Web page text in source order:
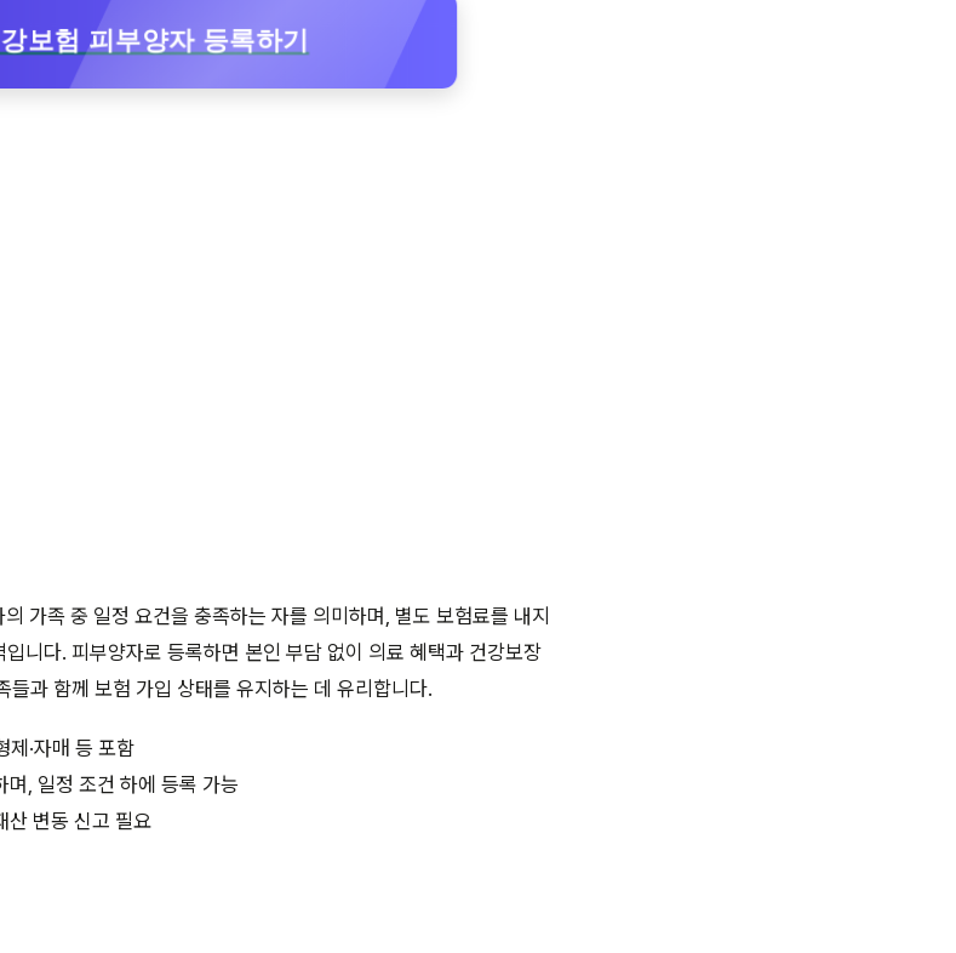
보험 피부양자 등록하기
가족 중 일정 요건을 충족하는 자를 의미하며, 별도 보험료를 내지
니다. 피부양자로 등록하면 본인 부담 없이 의료 혜택과 건강보장
들과 함께 보험 가입 상태를 유지하는 데 유리합니다.
제·자매 등 포함
, 일정 조건 하에 등록 가능
산 변동 신고 필요